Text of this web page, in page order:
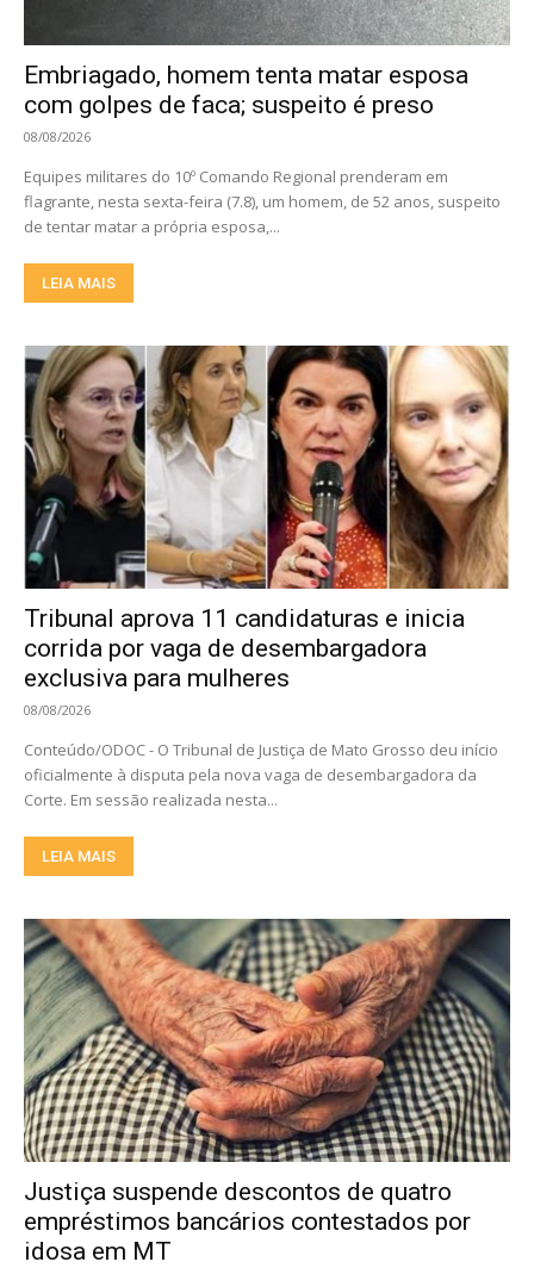
Embriagado, homem tenta matar esposa
com golpes de faca; suspeito é preso
08/08/2026
Equipes militares do 10º Comando Regional prenderam em
flagrante, nesta sexta-feira (7.8), um homem, de 52 anos, suspeito
de tentar matar a própria esposa,...
LEIA MAIS
Tribunal aprova 11 candidaturas e inicia
corrida por vaga de desembargadora
exclusiva para mulheres
08/08/2026
Conteúdo/ODOC - O Tribunal de Justiça de Mato Grosso deu início
oficialmente à disputa pela nova vaga de desembargadora da
Corte. Em sessão realizada nesta...
LEIA MAIS
Justiça suspende descontos de quatro
empréstimos bancários contestados por
idosa em MT